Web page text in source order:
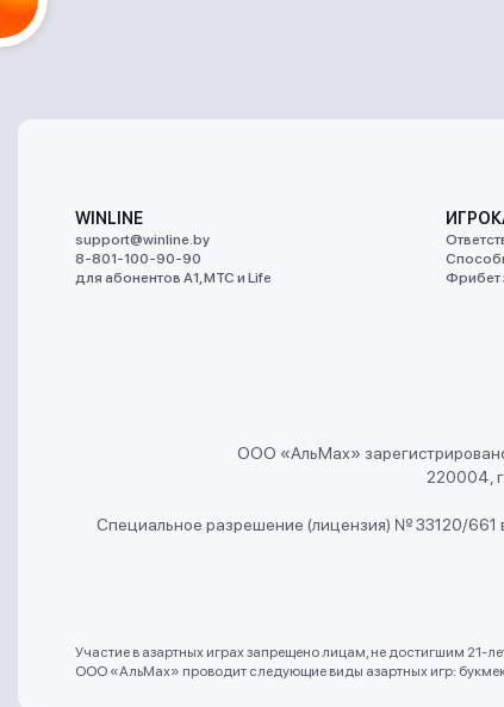
WINLINE
support@winline.by
8-801-100-90-90
для абонентов A1, МТС и Life
Фрибет
ООО «АльMах»
220004,
Специальное разрешение (лицензия) № 33120/661
Участие в азартных играх запрещено лицам, не достигшим 21-
ООО «АльМах» проводит следующие виды азартных игр: